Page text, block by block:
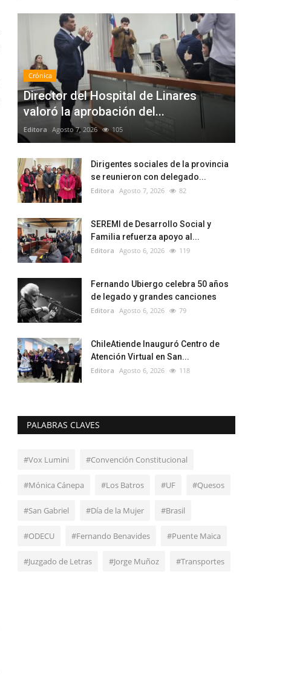
Crónica
Director del Hospital de Linares
valoró la aprobación del...
Editora Agosto 7, 2026 105
Dirigentes sociales de la provincia
se reunieron con delegado...
Editora Agosto 7, 2026 82
SEREMI de Desarrollo Social y
Familia refuerza apoyo al...
Editora Agosto 6, 2026 119
Fernando Ubiergo celebra 50 años
de legado y grandes canciones
Editora Agosto 6, 2026 79
ChileAtiende Inauguró Centro de
Atención Virtual en San...
Editora Agosto 6, 2026 118
PALABRAS CLAVES
#Vox Lumini #Convención Constitucional
#Mónica Cánepa #Los Batros #UF #Quesos
#San Gabriel #Día de la Mujer #Brasil
#ODECU #Fernando Benavides #Puente Maica
#Juzgado de Letras #Jorge Muñoz #Transportes